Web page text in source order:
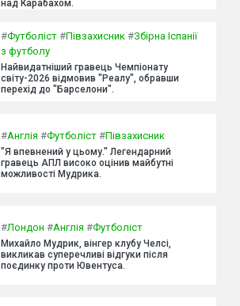
над Карабахом.
#Футболіст #Півзахисник #Збірна Іспанії
з футболу
Найвидатніший гравець Чемпіонату
світу-2026 відмовив "Реалу", обравши
перехід до "Барселони".
#Англія #Футболіст #Півзахисник
"Я впевнений у цьому." Легендарний
гравець АПЛ високо оцінив майбутні
можливості Мудрика.
#Лондон #Англія #Футболіст
Михайло Мудрик, вінгер клубу Челсі,
викликав суперечливі відгуки після
поєдинку проти Ювентуса.